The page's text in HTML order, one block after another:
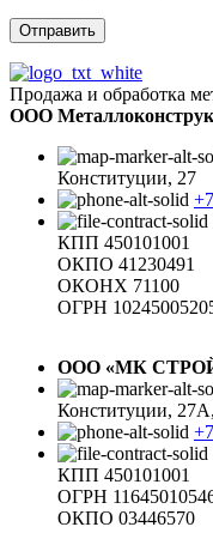
Продажа и обработка
ООО
Конституции, 27
КПП 450101001
ОКПО 41230491
ОКОНХ 71100
ОГРН
ООО «МК
Конституции,
КПП 450101001
ОГРН
ОКПО 03446570